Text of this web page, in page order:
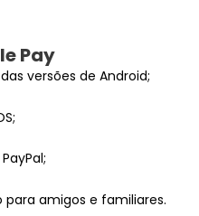
Pay
versões de Android;
amigos e familiares.